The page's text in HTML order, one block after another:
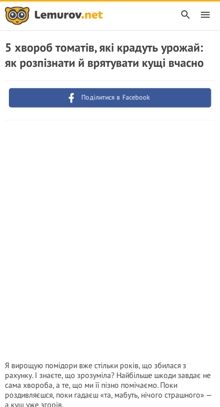
5 хвороб томатів, які крадуть урожай:
як розпізнати й врятувати кущі вчасно
Поділитися в Facebook
Я вирощую помідори вже стільки років, що збилася з
рахунку. І знаєте, що зрозуміла? Найбільше шкоди завдає не
сама хвороба, а те, що ми її пізно помічаємо. Поки
роздивляєшся, поки гадаєш «та, мабуть, нічого страшного» —
а кущ уже згорів.